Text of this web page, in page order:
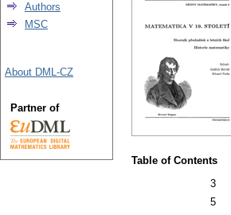
Table of Contents
3
5
Authors
MSC
About DML-CZ
Partner of